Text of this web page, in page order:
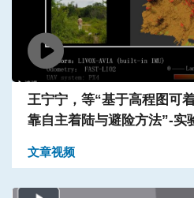
王宁宁，等“基于高程图可
靠自主着陆与避险方法”-实
文章视频